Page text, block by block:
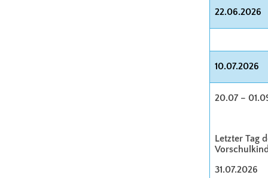
22.06.2026
10.07.2026
20.07 –
Letzter Tag
31.07.2026